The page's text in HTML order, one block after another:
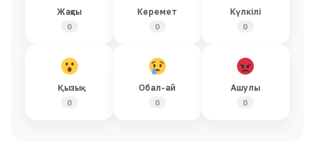
Жақсы
0
Керемет
0
Күлкілі
0
Қызық
0
Обал-ай
0
Ашулы
0